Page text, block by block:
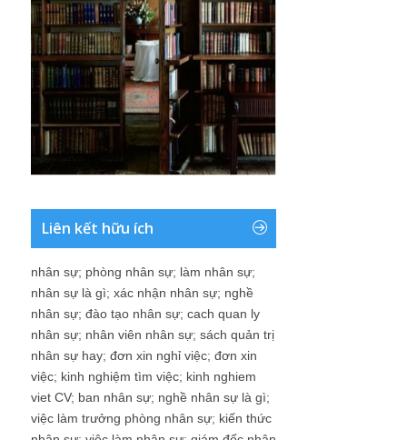
Liên kết hữu ích
nhân sự; phòng nhân sự; làm nhân sự;
nhân sự là gì; xác nhận nhân sự; nghề
nhân sự; đào tạo nhân sự; cach quan ly
nhân sự; nhân viên nhân sự; sách quản trị
nhân sự hay; đơn xin nghỉ việc; đơn xin
việc; kinh nghiệm tìm việc; kinh nghiem
viet CV; ban nhân sự; nghề nhân sự là gì;
việc làm trưởng phòng nhân sự; kiến thức